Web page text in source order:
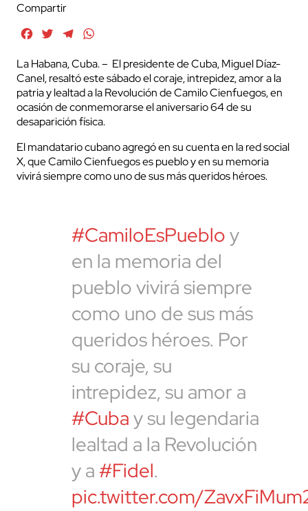
Compartir
FacebookTwitterTelegram
La Habana, Cuba. – El presidente de Cuba, Miguel Díaz-
Canel, resaltó este sábado el coraje, intrepidez, amor a la
patria y lealtad a la Revolución de Camilo Cienfuegos, en
ocasión de conmemorarse el aniversario 64 de su
desaparición física.
El mandatario cubano agregó en su cuenta en la red social
X, que Camilo Cienfuegos es pueblo y en su memoria
vivirá siempre como uno de sus más queridos héroes.
#CamiloEsPuebloy
en la memoria del
pueblo vivirá siempre
como uno de sus más
queridos héroes. Por
su coraje, su
intrepidez, su amor a
#Cubay su legendaria
lealtad a la Revolución
y a#Fidel.
pic.twitter.com/